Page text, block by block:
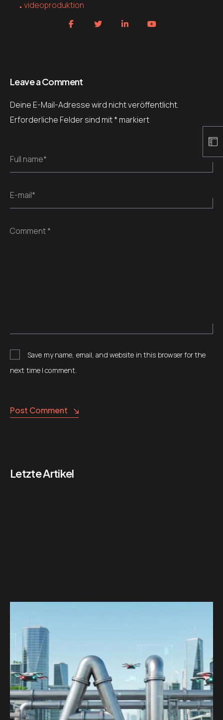
videoproduktion
Leave a Comment
Deine E-Mail-Adresse wird nicht veröffentlicht.
Erforderliche Felder sind mit* markiert
Full name*
E-mail*
Comment *
Save my name, email, and website in this browser for the
next time I comment.
Post Comment
Letzte Artikel